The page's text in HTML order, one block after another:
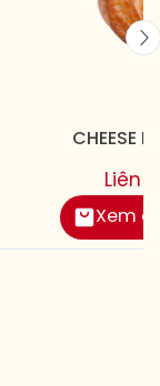
CHEESE
Xem
Liên